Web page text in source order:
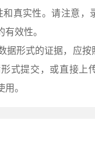
真实性。请注意，
效性。
据形式的证据，应按
式提交，或直接上
。